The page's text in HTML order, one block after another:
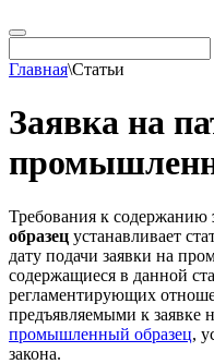
Главная\Статьи
Заявка на
Требования к содержанию
образец устанавливает
дату подачи заявки на
содержащиеся в данной
регламентирующих
предъявляемыми к заявке
промышленный образец,
закона.